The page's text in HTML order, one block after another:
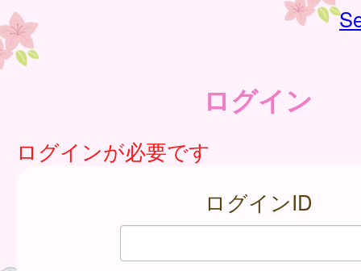
ログイン
ログインが必要です
ログインID